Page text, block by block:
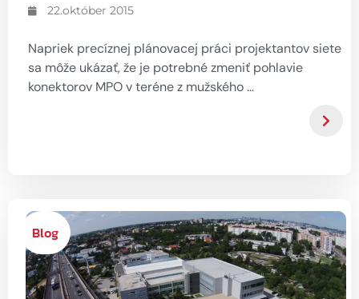
22.október 2015
Napriek precíznej plánovacej práci projektantov siete
sa môže ukázať, že je potrebné zmeniť pohlavie
konektorov MPO v teréne z mužského ...
Blog